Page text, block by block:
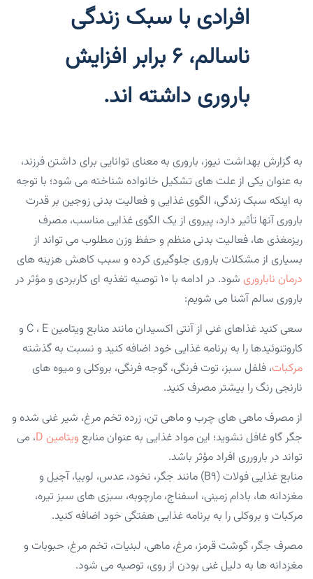
افرادی با سبک زندگی
ناسالم، ۶ برابر افزایش
باروری داشته اند.
به گزارش بهداشت نیوز، باروری به معنای توانایی برای داشتن فرزند،
به عنوان یکی از علت های تشکیل خانواده شناخته می شود؛ با توجه
به اینکه سبک زندگی، الگوی غذایی و فعالیت بدنی زوجین بر قدرت
باروری آنها تأثیر دارد، پیروی از یک الگوی غذایی مناسب، مصرف
ریزمغذی ها، فعالیت بدنی منظم و حفظ وزن مطلوب می تواند از
بسیاری از مشکلات باروری جلوگیری کرده و سبب کاهش هزینه های
درمان ناباروری
شود. در ادامه با ۱۰ توصیه تغذیه ای کاربردی و مؤثر در
باروری سالم آشنا می شویم:
سعی کنید غذاهای غنی از آنتی اکسیدان مانند منابع ویتامین C ، E و
کاروتنوئیدها را به برنامه غذایی خود اضافه کنید و نسبت به گذشته
مرکبات، فلفل سبز، توت فرنگی، گوجه فرنگی، بروکلی و میوه های
نارنجی رنگ را بیشتر مصرف کنید.
از مصرف ماهی های چرب و ماهی تن، زرده تخم مرغ، شیر غنی شده و
جگر گاو غافل نشوید؛ این مواد غذایی به عنوان منابع ویتامین D
، می
تواند در بارورری افراد مؤثر باشد.
منابع غذایی فولات (B9) مانند جگر، نخود، عدس، لوبیا، آجیل و
مغزدانه ها، بادام زمینی، اسفناج، مارچوبه، سبزی های سبز تیره،
مرکبات و بروکلی را به برنامه غذایی هفتگی خود اضافه کنید.
مصرف جگر، گوشت قرمز، مرغ، ماهی، لبنیات، تخم مرغ، حبوبات و
مغزدانه ها به دلیل غنی بودن از روی، توصیه می شود.